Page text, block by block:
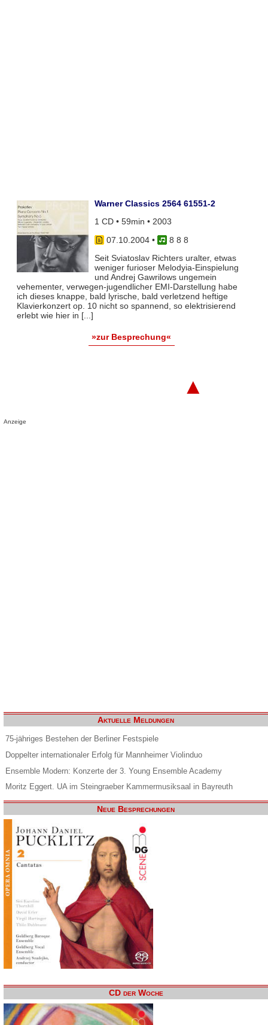
Warner Classics 2564 61551-2
1 CD • 59min • 2003
07.10.2004•
8 8 8
Seit Sviatoslav Richters uralter, etwas
weniger furioser Melodyia-Einspielung
und Andrej Gawrilows ungemein
vehementer, verwegen-jugendlicher EMI-Darstellung habe
ich dieses knappe, bald lyrische, bald verletzend heftige
Klavierkonzert op. 10 nicht so spannend, so elektrisierend
erlebt wie hier in [...]
»zur Besprechung«
▲
Anzeige
Aktuelle Meldungen
75-jähriges Bestehen der Berliner Festspiele
Doppelter internationaler Erfolg für Mannheimer Violinduo
Ensemble Modern: Konzerte der 3. Young Ensemble Academy
Moritz Eggert. UA im Steingraeber Kammermusiksaal in Bayreuth
Neue Besprechungen
CD der Woche